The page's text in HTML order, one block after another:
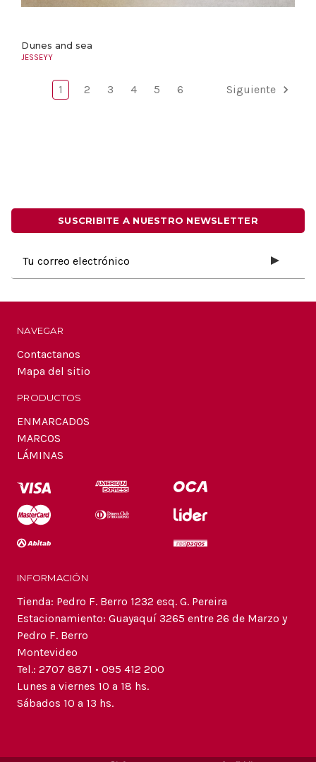
Dunes and sea
JESSEYY
1 2 3 4 5 6 Siguiente
SUSCRIBITE A NUESTRO NEWSLETTER
electrónico
NAVEGAR
Contactanos
Mapa del sitio
PRODUCTOS
ENMARCADOS
MARCOS
LÁMINAS
INFORMACIÓN
Tienda: Pedro F. Berro 1232 esq. G. Pereira
Estacionamiento: Guayaquí 3265 entre 26 de Marzo y
Pedro F. Berro
Montevideo
Tel.: 2707 8871 • 095 412 200
Lunes a viernes 10 a 18 hs.
Sábados 10 a 13 hs.